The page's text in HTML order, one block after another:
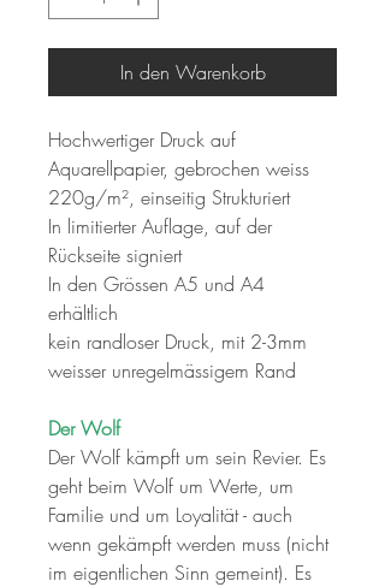
In den Warenkorb
Hochwertiger Druck auf
Aquarellpapier, gebrochen weiss
220g/m², einseitig Strukturiert
In limitierter Auflage, auf der
Rückseite signiert
In den Grössen A5 und A4
erhältlich
kein randloser Druck, mit 2-3mm
weisser unregelmässigem Rand
Der Wolf
Der Wolf kämpft um sein Revier. Es
geht beim Wolf um Werte, um
Familie und um Loyalität - auch
wenn gekämpft werden muss (nicht
im eigentlichen Sinn gemeint). Es